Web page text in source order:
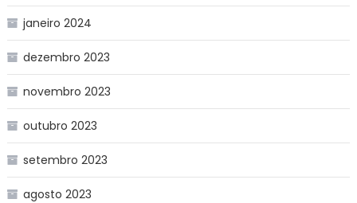
janeiro 2024
dezembro 2023
novembro 2023
outubro 2023
setembro 2023
agosto 2023